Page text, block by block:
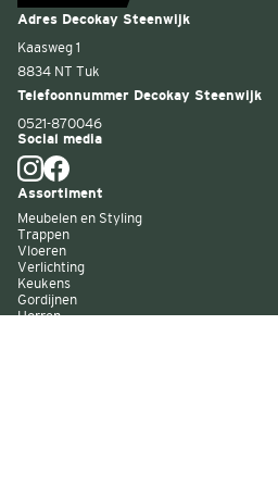
Adres Decokay Steenwijk
Kaasweg 1
8834 NT Tuk
Telefoonnummer Decokay Steenwijk
0521-870046
Social media
Assortiment
Meubelen en Styling
Trappen
Vloeren
Verlichting
Keukens
Gordijnen
Horren